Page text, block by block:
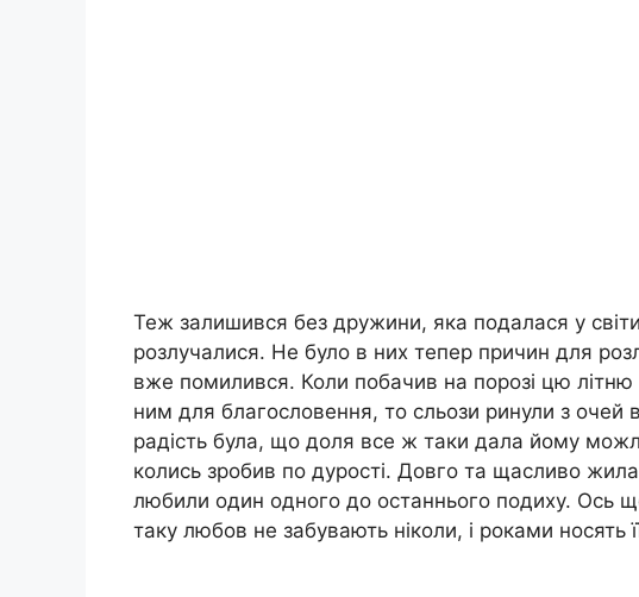
Теж залишився без дружини, яка подалася у
розлучалися. Не було в них тепер причин для
вже помилився. Коли побачив на порозі цю
ним для благословення, то сльози ринули з очей
радість була, що доля все ж таки дала йому
колись зробив по дурості. Довго та щасливо жила
любили один одного до останнього подиху. Ось
таку любов не забувають ніколи, і роками носять